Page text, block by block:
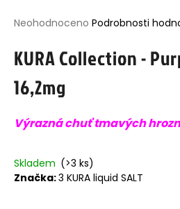
Průměrné
produktu
je
0,0
z
hvězdiček.
Neohodnoceno Podrobnosti
KURA Collection -
16,2mg
Výrazná chuť tmavých
Skladem (>3 ks)
Značka:3 KURA liquid SALT
í
t
?
HLEDAT